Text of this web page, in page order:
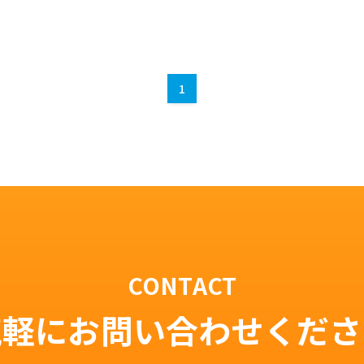
1
CONTACT
にお問い合わせくだ